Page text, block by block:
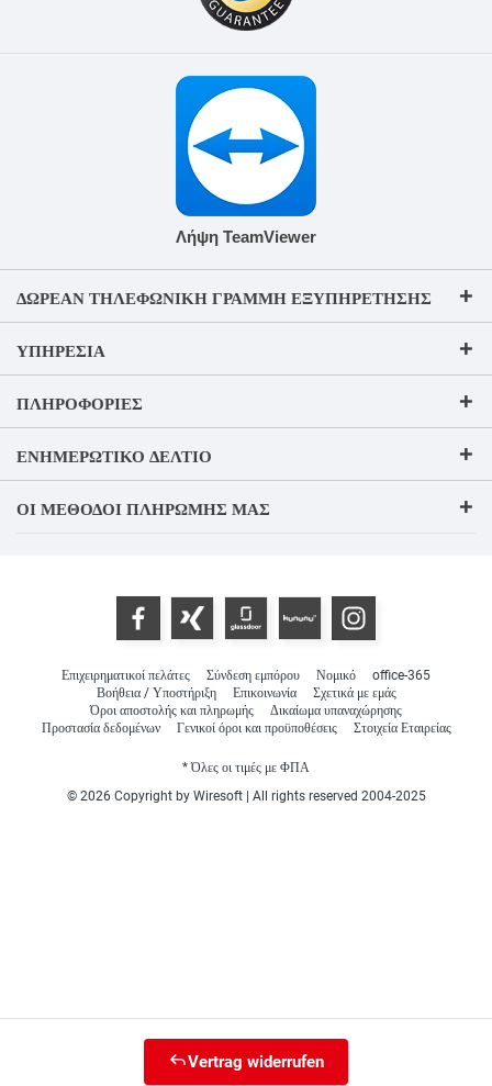
Λήψη TeamViewer
ΔΩΡΕΆΝ ΤΗΛΕΦΩΝΙΚΉ ΓΡΑΜΜΉ ΕΞΥΠΗΡΈΤΗΣΗΣ
ΥΠΗΡΕΣΊΑ
ΠΛΗΡΟΦΟΡΊΕΣ
ΕΝΗΜΕΡΩΤΙΚΌ ΔΕΛΤΊΟ
ΟΙ ΜΈΘΟΔΟΙ ΠΛΗΡΩΜΉΣ ΜΑΣ
Επιχειρηματικοί πελάτες Σύνδεση εμπόρου Νομικό
office-365
Βοήθεια / Υποστήριξη
Επικοινωνία
Σχετικά με εμάς
Όροι αποστολής και πληρωμής
Δικαίωμα υπαναχώρησης
Προστασία δεδομένων
Γενικοί όροι και προϋποθέσεις Στοιχεία Εταιρείας
* Όλες οι τιμές με ΦΠΑ
© 2026 Copyright by Wiresoft | All rights reserved 2004-2025
Vertrag widerrufen